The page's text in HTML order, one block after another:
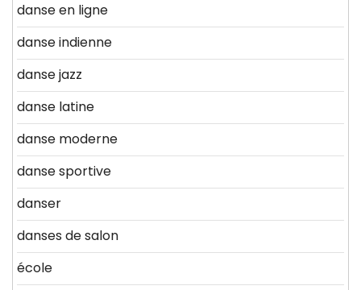
danse en ligne
danse indienne
danse jazz
danse latine
danse moderne
danse sportive
danser
danses de salon
école